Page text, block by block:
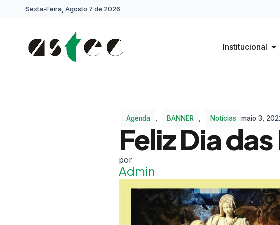
Sexta-Feira, Agosto 7 de 2026
Institucional
Agenda BANNER Notícias maio 3,
Feliz Dia
Admin